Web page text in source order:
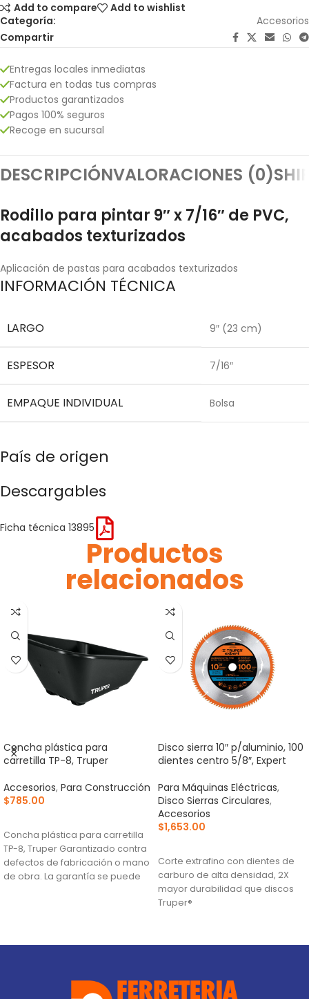
Add to compare
Add to wishlist
Categoría:
Accesorios
Compartir
Entregas locales inmediatas
Factura en todas tus compras
Productos garantizados
Pagos 100% seguros
Recoge en sucursal
DESCRIPCIÓNVALORACIONES (0)
Rodillo para pintar 9″ x 7/16″ de PVC,
acabados texturizados
Aplicación de pastas para acabados texturizados
INFORMACIÓN TÉCNICA
LARGO 9″ (23 cm)
ESPESOR 7/16″
EMPAQUE INDIVIDUAL Bolsa
País de origen
Descargables
Ficha técnica 13895
Productos
relacionados
Concha plástica para
carretilla TP-8, Truper
Accesorios, Para Construcción
$785.00
Concha plástica para carretilla
TP-8, Truper Garantizado contra
defectos de fabricación o mano
de obra. La garantía se puede
Disco sierra 10″ p/aluminio, 100
dientes centro 5/8″, Expert
Para Máquinas Eléctricas,
Disco Sierras Circulares,
Accesorios
$1,653.00
Corte extrafino con dientes de
carburo de alta densidad, 2X
mayor durabilidad que discos
Truper®
proporciona mejor acabado
trapezoidal para cortes limpios